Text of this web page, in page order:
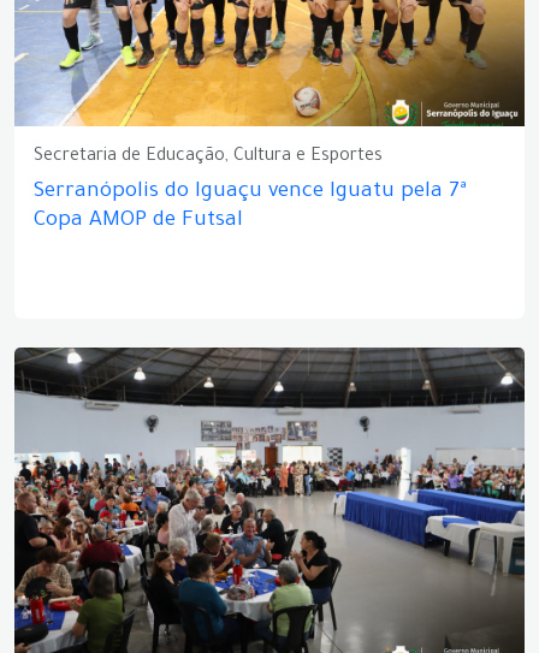
Secretaria de Educação, Cultura e Esportes
Serranópolis do Iguaçu vence Iguatu pela 7ª
Copa AMOP de Futsal